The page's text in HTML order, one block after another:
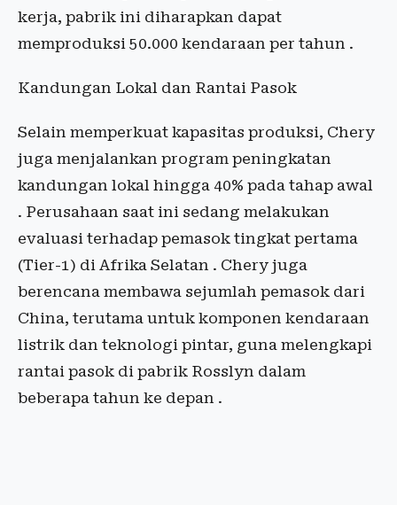
kerja, pabrik ini diharapkan dapat
memproduksi 50.000 kendaraan per tahun .
Kandungan Lokal dan Rantai Pasok
Selain memperkuat kapasitas produksi, Chery
juga menjalankan program peningkatan
kandungan lokal hingga 40% pada tahap awal
. Perusahaan saat ini sedang melakukan
evaluasi terhadap pemasok tingkat pertama
(Tier-1) di Afrika Selatan . Chery juga
berencana membawa sejumlah pemasok dari
China, terutama untuk komponen kendaraan
listrik dan teknologi pintar, guna melengkapi
rantai pasok di pabrik Rosslyn dalam
beberapa tahun ke depan .